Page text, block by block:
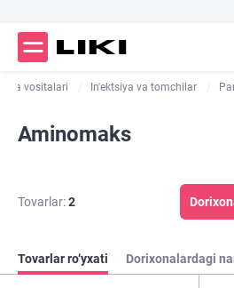
vositalari In'ektsiya va tomchilar
Aminomaks
Tovarlar:2
Tovarlar ro‘yxati Dorixonalardagi